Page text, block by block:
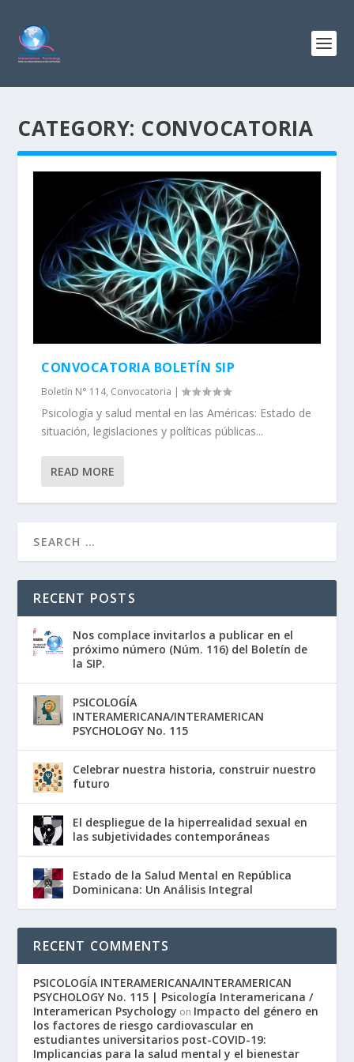
CATEGORY: CONVOCATORIA
CONVOCATORIA BOLETÍN SIP
Boletín N° 114, Convocatoria |
Psicología y salud mental en las Américas: Estado de
situación, legislaciones y políticas públicas...
READ MORE
RECENT POSTS
Nos complace invitarlos a publicar en el
próximo número (Núm. 116) del Boletín de
la SIP.
PSICOLOGÍA
INTERAMERICANA/INTERAMERICAN
PSYCHOLOGY No. 115
Celebrar nuestra historia, construir nuestro
futuro
El despliegue de la hiperrealidad sexual en
las subjetividades contemporáneas
Estado de la Salud Mental en República
Dominicana: Un Análisis Integral
RECENT COMMENTS
PSICOLOGÍA INTERAMERICANA/INTERAMERICAN
PSYCHOLOGY No. 115 | Psicología Interamericana /
Interamerican Psychology on Impacto del género en
los factores de riesgo cardiovascular en
estudiantes universitarios post-COVID-19:
Implicancias para la salud mental y el bienestar